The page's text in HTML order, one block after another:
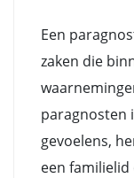
Een
zaken die
paragnosten
gevoelens,
een